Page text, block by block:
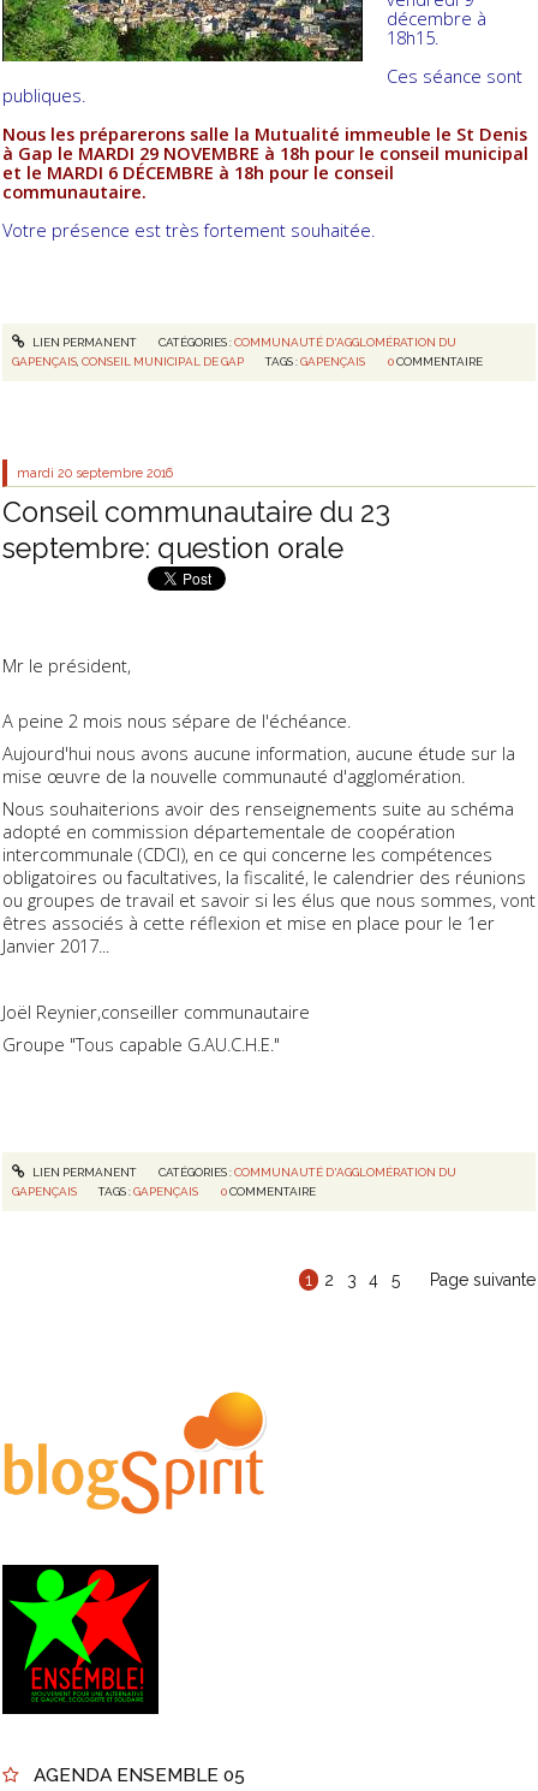
décembre à
18h15.
Ces séance sont
publiques.
Nous les préparerons salle la Mutualité immeuble le St Denis
à Gap le MARDI 29 NOVEMBRE à 18h pour le conseil municipal
et le MARDI 6 DÉCEMBRE à 18h pour le conseil
communautaire.
Votre présence est très fortement souhaitée.
LIEN PERMANENT CATÉGORIES :COMMUNAUTÉ D'AGGLOMÉRATION DU
GAPENÇAIS ,CONSEIL MUNICIPAL DE GAP TAGS :GAPENÇAIS 0 COMMENTAIRE
mardi 20 septembre 2016
Conseil communautaire du 23
septembre: question orale
Mr le président,
A peine 2 mois nous sépare de l'échéance.
Aujourd'hui nous avons aucune information, aucune étude sur la
mise œuvre de la nouvelle communauté d'agglomération.
Nous souhaiterions avoir des renseignements suite au schéma
adopté en commission départementale de coopération
intercommunale (CDCI), en ce qui concerne les compétences
obligatoires ou facultatives, la fiscalité, le calendrier des réunions
ou groupes de travail et savoir si les élus que nous sommes, vont
êtres associés à cette réflexion et mise en place pour le 1er
Janvier 2017...
Joël Reynier,conseiller communautaire
Groupe "Tous capable G.AU.C.H.E."
LIEN PERMANENT CATÉGORIES :COMMUNAUTÉ D'AGGLOMÉRATION DU
GAPENÇAIS
TAGS :GAPENÇAIS 0 COMMENTAIRE
1 2 3 4 5 Page suivante
AGENDA ENSEMBLE 05